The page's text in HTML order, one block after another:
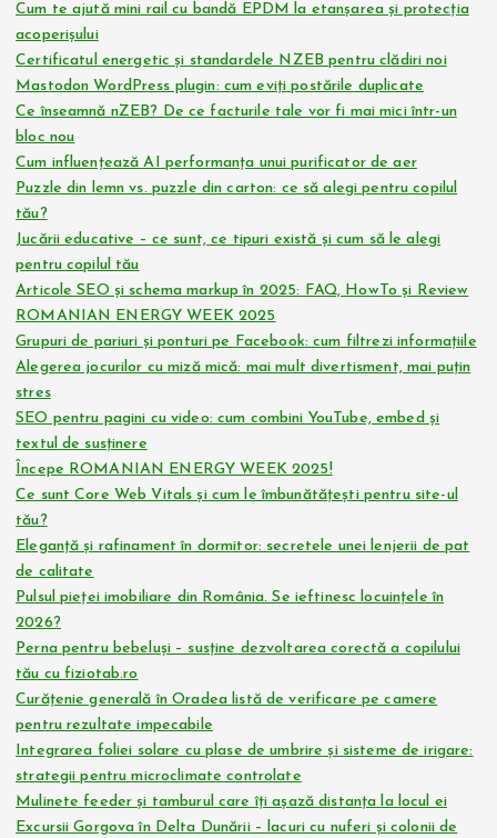
Cum te ajută mini rail cu bandă EPDM la etanșarea și protecția
acoperișului
Certificatul energetic și standardele NZEB pentru clădiri noi
Mastodon WordPress plugin: cum eviți postările duplicate
Ce înseamnă nZEB? De ce facturile tale vor fi mai mici într-un
bloc nou
Cum influențează AI performanța unui purificator de aer
Puzzle din lemn vs. puzzle din carton: ce să alegi pentru copilul
tău?
Jucării educative – ce sunt, ce tipuri există și cum să le alegi
pentru copilul tău
Articole SEO și schema markup în 2025: FAQ, HowTo și Review
ROMANIAN ENERGY WEEK 2025
Grupuri de pariuri și ponturi pe Facebook: cum filtrezi informațiile
Alegerea jocurilor cu miză mică: mai mult divertisment, mai puțin
stres
SEO pentru pagini cu video: cum combini YouTube, embed și
textul de susținere
Începe ROMANIAN ENERGY WEEK 2025!
Ce sunt Core Web Vitals și cum le îmbunătățești pentru site-ul
tău?
Eleganță și rafinament în dormitor: secretele unei lenjerii de pat
de calitate
Pulsul pieței imobiliare din România. Se ieftinesc locuințele în
2026?
Perna pentru bebeluși – susține dezvoltarea corectă a copilului
tău cu fiziotab.ro
Curățenie generală în Oradea listă de verificare pe camere
pentru rezultate impecabile
Integrarea foliei solare cu plase de umbrire și sisteme de irigare:
strategii pentru microclimate controlate
Mulinete feeder și tamburul care îți așază distanța la locul ei
Excursii Gorgova în Delta Dunării – lacuri cu nuferi și colonii de